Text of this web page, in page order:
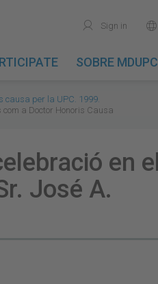
user Sign in world
SOBRE MDUPC
causa per la UPC. 1999.
a Doctor Honoris Causa
en el
José A.